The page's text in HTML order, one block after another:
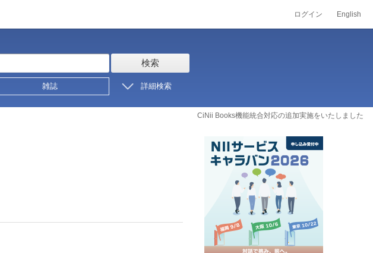
ログイン English
検索
雑誌 詳細検索
CiNii Books機能統合対応の追加実施をいたしました